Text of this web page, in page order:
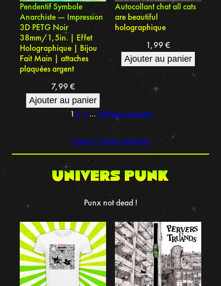
Pendentif Symbole
Anarchiste — Impression
3D PETG Noir
38mm/1,5in. | Effet
Holographique | Bijou
Fait Main | attaches
plaquées argent
7,99 €
Ajouter au panier
Autocollant chat all cats
are beautiful
holographique
1,99 €
Ajouter au panier
1 2 3 … 10Page suivante
Visiter l’univers Militant
UNIVERS punk
Punx not dead !